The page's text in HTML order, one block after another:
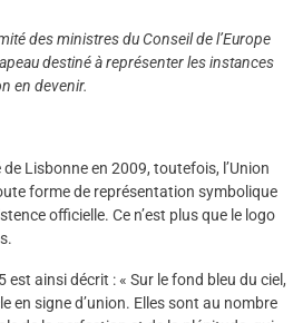
des ministres du Conseil de l’Europe
destiné à représenter les instances
en devenir.
Lisbonne en 2009, toutefois, l’Union
forme de représentation symbolique
officielle. Ce n’est plus que le logo
est ainsi décrit : « Sur le fond bleu du ciel,
en signe d’union. Elles sont au nombre